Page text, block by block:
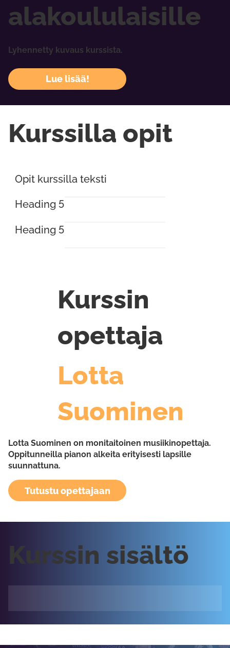
alakoululaisille
Lyhennetty kuvaus kurssista.
Lue lisää!
Kurssilla opit
Opit kurssilla teksti
Heading 5
Heading 5
Kurssin
opettaja
Lotta
Suominen
Lotta Suominen on monitaitoinen musiikinopettaja.
Oppitunneilla pianon alkeita erityisesti lapsille
suunnattuna.
Tutustu opettajaan
Kurssin sisältö